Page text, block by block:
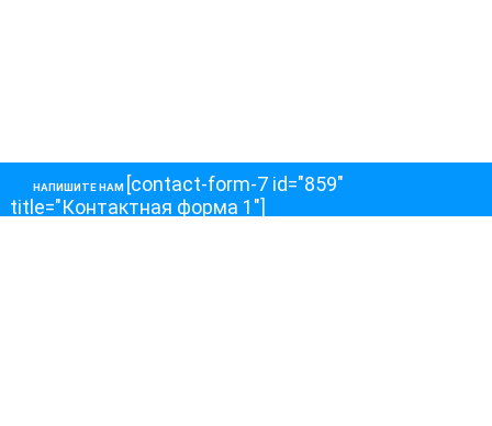
НАПИШИТЕ НАМ [contact-form-7 id="859"
title="Контактная форма 1"]